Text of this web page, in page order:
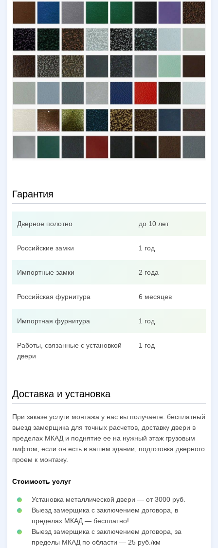
Гарантия
Дверное полотно до 10 лет
Российские замки 1 год
Импортные замки 2 года
Российская фурнитура 6 месяцев
Импортная фурнитура 1 год
Работы, связанные с установкой
двери
1 год
Доставка и установка
При заказе услуги монтажа у нас вы получаете: бесплатный
выезд замерщика для точных расчетов, доставку двери в
пределах МКАД и поднятие ее на нужный этаж грузовым
лифтом, если он есть в вашем здании, подготовка дверного
проем к монтажу.
Стоимость услуг
Установка металлической двери — от 3000 руб.
Выезд замерщика с заключением договора, в
пределах МКАД — бесплатно!
Выезд замерщика с заключением договора, за
пределы МКАД по области — 25 руб./км